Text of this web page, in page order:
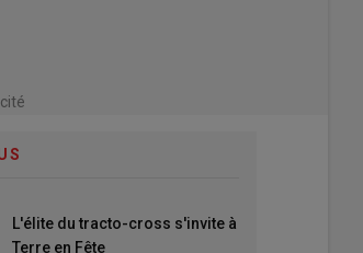
L'élite du tracto-cross s'invite à
Terre en Fête